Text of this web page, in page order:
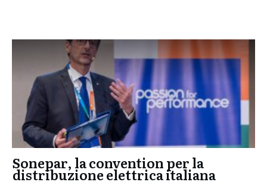
Sonepar, la convention per la
distribuzione elettrica italiana